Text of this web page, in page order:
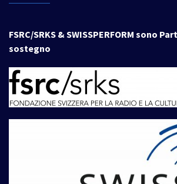
FSRC/SRKS & SWISSPERFORM sono
sostegno